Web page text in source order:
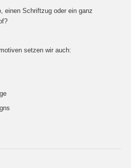
einen Schriftzug oder ein ganz
setzen wir auch: